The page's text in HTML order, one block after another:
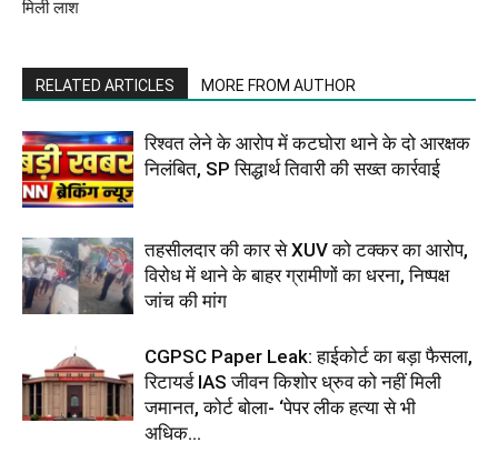
मिली लाश
RELATED ARTICLES MORE FROM AUTHOR
रिश्वत लेने के आरोप में कटघोरा थाने के दो आरक्षक
निलंबित, SP सिद्धार्थ तिवारी की सख्त कार्रवाई
तहसीलदार की कार से XUV को टक्कर का आरोप,
विरोध में थाने के बाहर ग्रामीणों का धरना, निष्पक्ष
जांच की मांग
CGPSC Paper Leak: हाईकोर्ट का बड़ा फैसला,
रिटायर्ड IAS जीवन किशोर ध्रुव को नहीं मिली
जमानत, कोर्ट बोला- ‘पेपर लीक हत्या से भी
अधिक...